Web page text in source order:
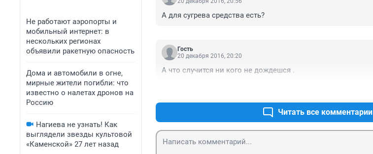
Не работают аэропорты и
мобильный интернет: в
нескольких регионах
объявили ракетную опасность
Дома и автомобили в огне,
мирные жители погибли: что
известно о налетах дронов на
Россию
Нагиева не узнать! Как
выглядели звезды культовой
«Каменской» 27 лет назад
А для сугрева средства есть?
Гость
20 декабря 2016, 20:20
А что случится ни кого не дождешся .
Читать все комментарии